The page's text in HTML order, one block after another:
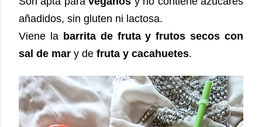
añadidos, sin gluten ni lactosa.
Viene la barrita de fruta y frutos secos con
sal de mar y de fruta y cacahuetes.